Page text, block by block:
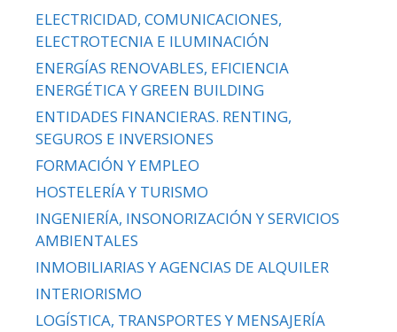
ELECTRICIDAD, COMUNICACIONES,
ELECTROTECNIA E ILUMINACIÓN
ENERGÍAS RENOVABLES, EFICIENCIA
ENERGÉTICA Y GREEN BUILDING
ENTIDADES FINANCIERAS. RENTING,
SEGUROS E INVERSIONES
FORMACIÓN Y EMPLEO
HOSTELERÍA Y TURISMO
INGENIERÍA, INSONORIZACIÓN Y SERVICIOS
AMBIENTALES
INMOBILIARIAS Y AGENCIAS DE ALQUILER
INTERIORISMO
LOGÍSTICA, TRANSPORTES Y MENSAJERÍA